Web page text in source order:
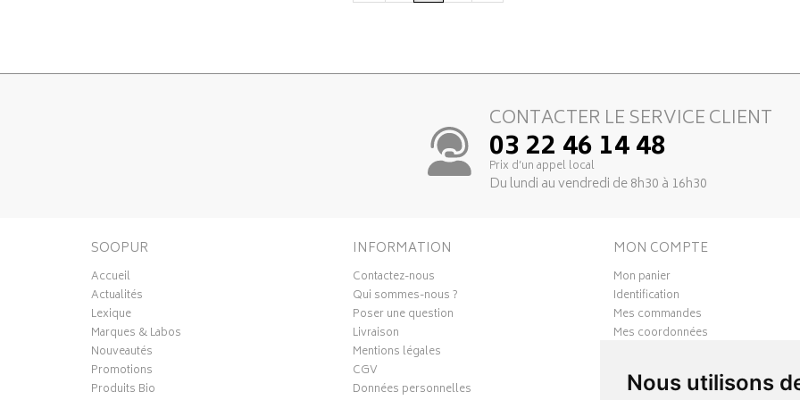
Nous utilisons
CONTACTER LE SERVICE CLIENT
03 22 46 14 48
Prix d’un appel local
Du lundi au vendredi de 8h30 à 16h30
SOOPUR
Accueil
Actualités
Lexique
Marques & Labos
Nouveautés
Promotions
Produits Bio
INFORMATION
Contactez-nous
Qui sommes-nous ?
Poser une question
Livraison
Mentions légales
CGV
Données personnelles
MON COMPTE
Mon panier
Identification
Mes commandes
Mes coordonnées
Mes favoris
Mes préférences Cookies